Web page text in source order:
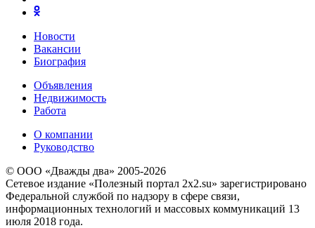
Новости
Вакансии
Биография
Объявления
Недвижимость
Работа
О компании
Руководство
© ООО «Дважды два» 2005-2026
Сетевое издание «Полезный портал 2x2.su» зарегистрировано
Федеральной службой по надзору в сфере связи,
информационных технологий и массовых коммуникаций 13
июля 2018 года.